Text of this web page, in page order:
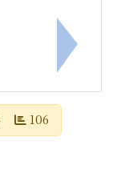
驗獎勵金線上申請
下一筆：
106